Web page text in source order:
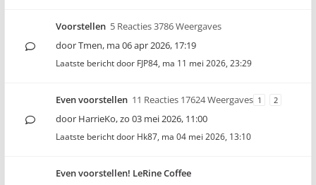
Voorstellen 5 Reacties 3786 Weergaves
doorTmen, ma 06 apr 2026, 17:19
Laatste bericht door FJP84, ma 11 mei 2026, 23:29
Even voorstellen 11 Reacties 17624 Weergaves 1 2
door HarrieKo,zo 03 mei 2026, 11:00
Laatste bericht door Hk87, ma 04 mei 2026, 13:10
Even voorstellen! LeRine Coffee